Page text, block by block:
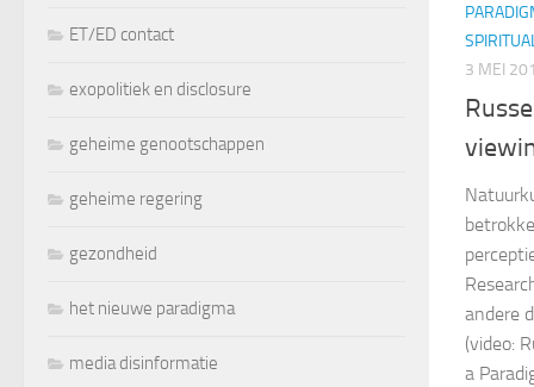
3 MEI
andere
(video:
a
ET/ED contact
exopolitiek en disclosure
geheime genootschappen
geheime regering
gezondheid
het nieuwe paradigma
media disinformatie